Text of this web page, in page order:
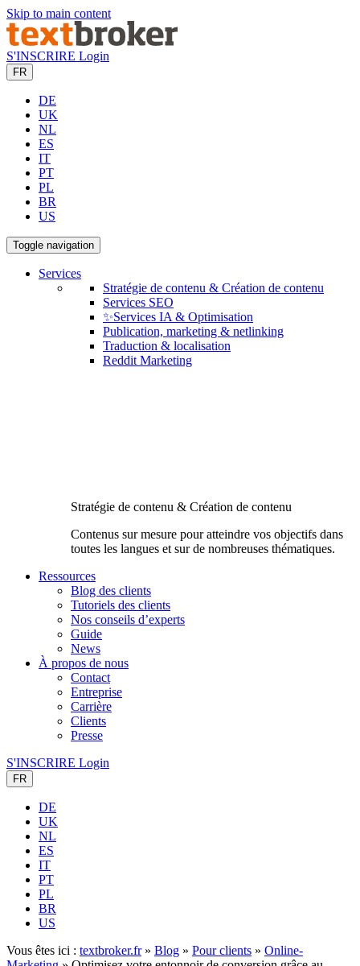
Skip to main content
S'INSCRIRE Login
FR
DE
UK
NL
ES
IT
PT
PL
BR
US
Toggle navigation
Services
Stratégie de contenu & Création de contenu
Services SEO
✨Services IA & Optimisation
Publication, marketing & netlinking
Traduction & localisation
Reddit Marketing
Stratégie de contenu & Création de contenu
Contenus sur mesure pour atteindre vos objectifs dans
toutes les langues et sur de nombreuses thématiques.
Ressources
Blog des clients
Tutoriels des clients
Nos conseils d’experts
Guide
News
À propos de nous
Contact
Entreprise
Carrière
Clients
Presse
S'INSCRIRE Login
FR
DE
UK
NL
ES
IT
PT
PL
BR
US
Vous êtes ici : textbroker.fr» Blog » Pour clients » Online-